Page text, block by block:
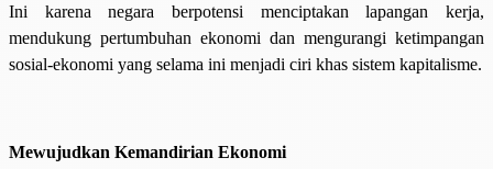
Ini karena negara berpotensi menciptakan lapangan kerja,
mendukung pertumbuhan ekonomi dan mengurangi ketimpangan
sosial-ekonomi yang selama ini menjadi ciri khas sistem kapitalisme.
Mewujudkan Kemandirian Ekonomi